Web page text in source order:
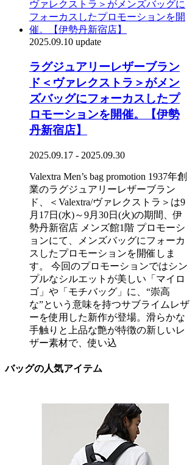
2025.09.10 update
ラグジュアリーレザーブラン
ド＜ヴァレクストラ＞がメン
ズバッグにフォーカスしたプ
ロモーションを開催。【伊勢
丹新宿店】
2025.09.17 - 2025.09.30
Valextra Men’s bag promotion 1937年創
業のラグジュアリーレザーブラン
ド、＜Valextra/ヴァレクストラ＞は9
月17日(水)～9月30日(火)の期間、伊
勢丹新宿店 メンズ館1階 プロモーシ
ョンにて、メンズバッグにフォーカ
スしたプロモーションを開催しま
す。 今回のプロモーションではシン
プルなシルエットが美しい「マイロ
ゴ」や「モチバッグ」に、“崇高
な”という意味を持つサブライムレザ
ーを使用した新作が登場。滑らかな
手触りと上品な艶が特徴の新しいレ
ザー素材で、使い込
バッグの人気アイテム